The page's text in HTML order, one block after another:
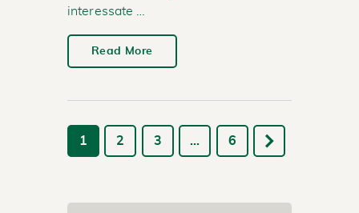
interessate …
Read More
1 2 3 … 6